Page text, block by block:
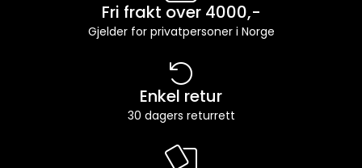
Fri frakt over 4000,-
Gjelder for privatpersoner i Norge
Enkel retur
30 dagers returrett